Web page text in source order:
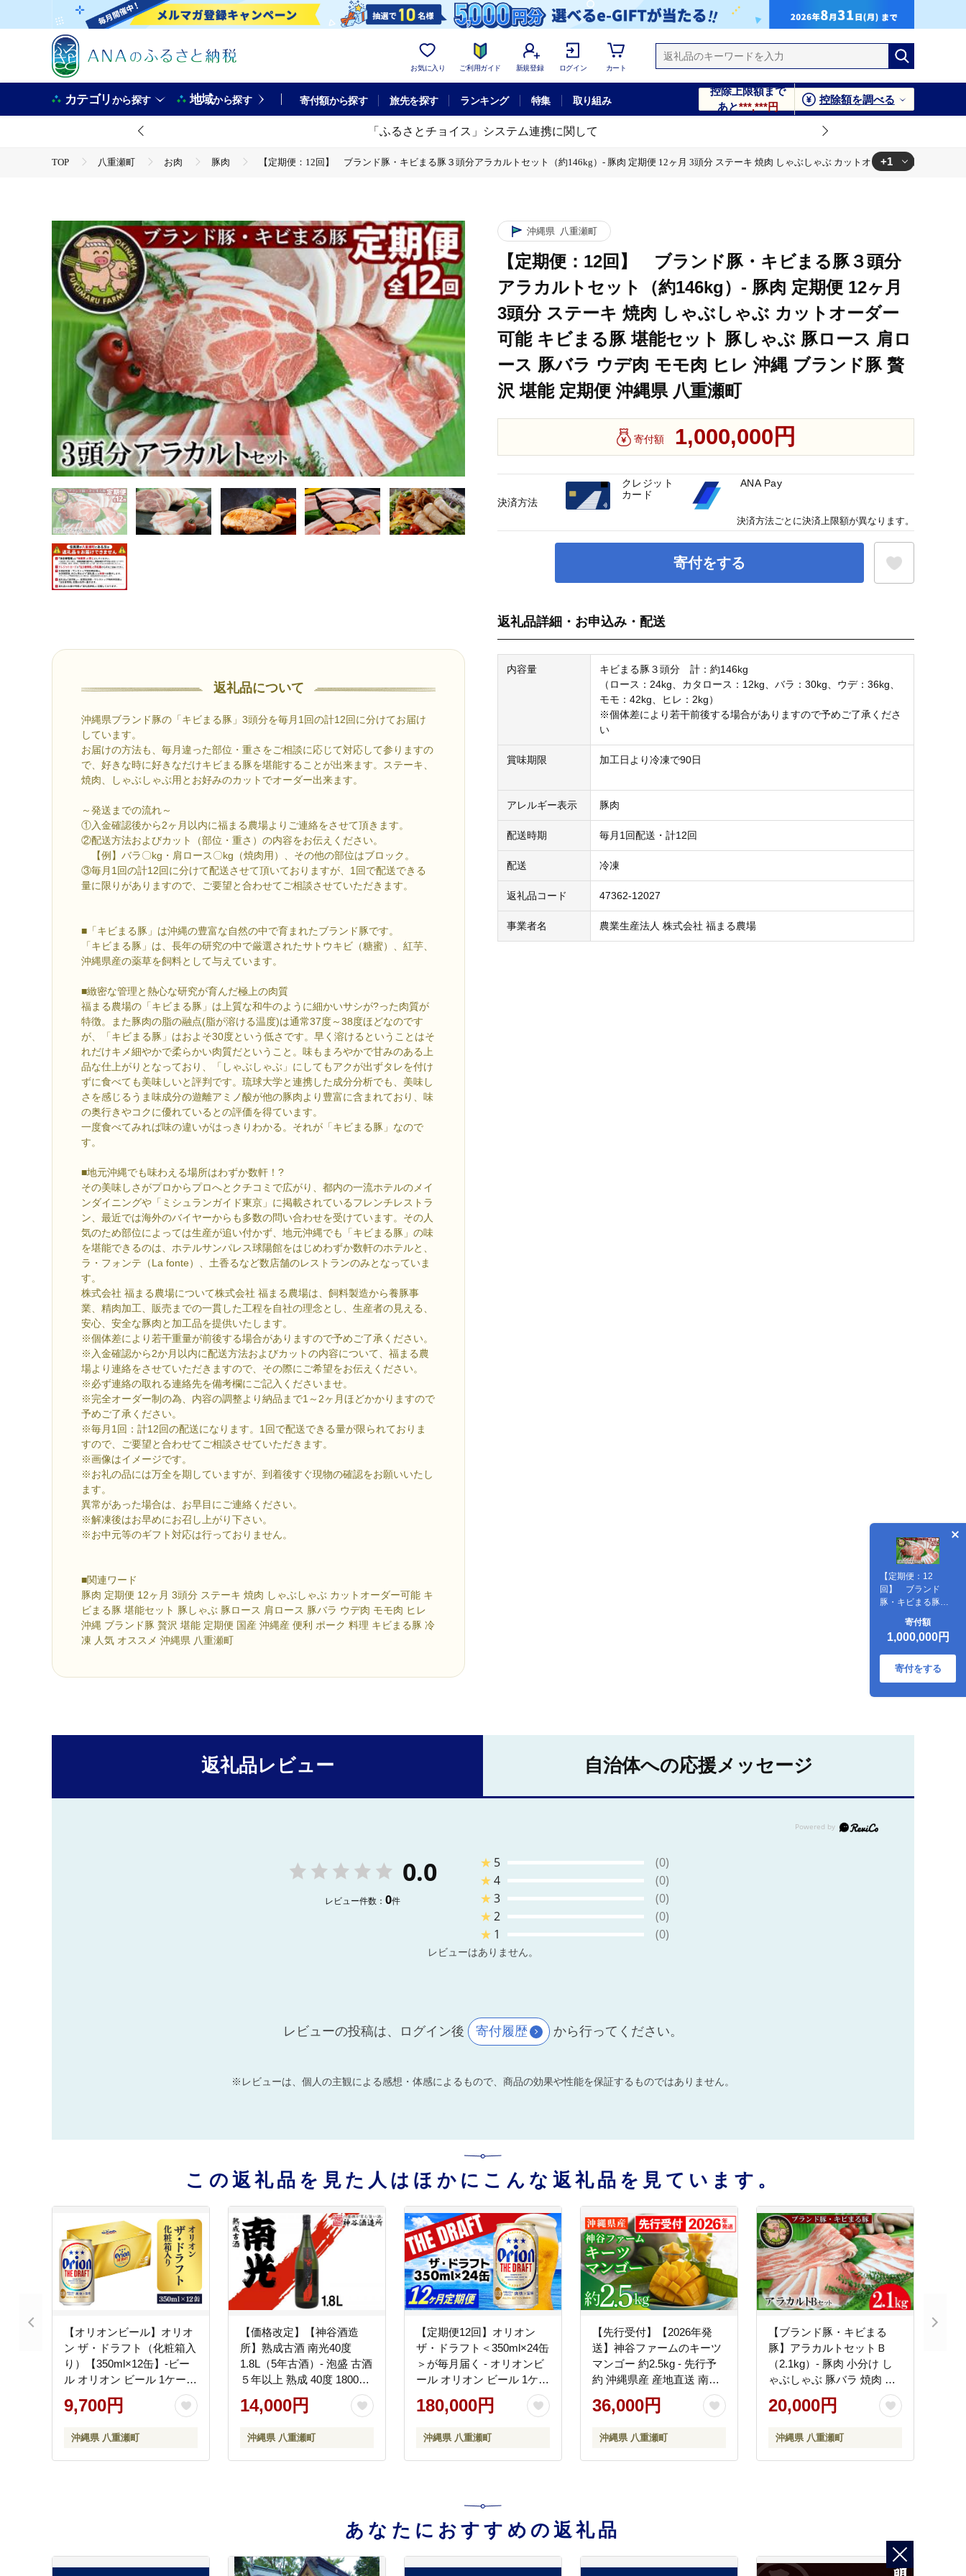
お気に入り ご利用ガイド 新規登録 ログイン カート
カテゴリから探す 地域から探す 寄付額から探す 旅先を探す ランキング 特集 取り組み
控除上限額まで
あと***,***円
控除額を調べる
「ふるさとチョイス」システム連携に関して
TOP 八重瀬町 お肉 豚肉
【定期便：12回】 ブランド豚・キビまる豚３頭分アラカルトセット（約146kg）- 豚肉 定期便 12ヶ月 3頭分 ステーキ 焼肉 しゃぶしゃぶ カットオーダー可能 キビま
+1
返礼品について
沖縄県ブランド豚の「キビまる豚」3頭分を毎月1回の計12回に分けてお届け
しています。
お届けの方法も、毎月違った部位・重さをご相談に応じて対応して参りますの
で、好きな時に好きなだけキビまる豚を堪能することが出来ます。ステーキ、
焼肉、しゃぶしゃぶ用とお好みのカットでオーダー出来ます。
～発送までの流れ～
①入金確認後から2ヶ月以内に福まる農場よりご連絡をさせて頂きます。
②配送方法およびカット（部位・重さ）の内容をお伝えください。
【例】バラ〇kg・肩ロース〇kg（焼肉用）、その他の部位はブロック。
③毎月1回の計12回に分けて配送させて頂いておりますが、1回で配送できる
量に限りがありますので、ご要望と合わせてご相談させていただきます。
■「キビまる豚」は沖縄の豊富な自然の中で育まれたブランド豚です。
「キビまる豚」は、長年の研究の中で厳選されたサトウキビ（糖蜜）、紅芋、
沖縄県産の薬草を飼料として与えています。
■緻密な管理と熱心な研究が育んだ極上の肉質
福まる農場の「キビまる豚」は上質な和牛のように細かいサシが?った肉質が
特徴。また豚肉の脂の融点(脂が溶ける温度)は通常37度～38度ほどなのです
が、「キビまる豚」はおよそ30度という低さです。早く溶けるということはそ
れだけキメ細やかで柔らかい肉質だということ。味もまろやかで甘みのある上
品な仕上がりとなっており、「しゃぶしゃぶ」にしてもアクが出ずタレを付け
ずに食べても美味しいと評判です。琉球大学と連携した成分分析でも、美味し
さを感じるうま味成分の遊離アミノ酸が他の豚肉より豊富に含まれており、味
の奥行きやコクに優れているとの評価を得ています。
一度食べてみれば味の違いがはっきりわかる。それが「キビまる豚」なので
す。
■地元沖縄でも味わえる場所はわずか数軒！?
その美味しさがプロからプロへとクチコミで広がり、都内の一流ホテルのメイ
ンダイニングや「ミシュランガイド東京」に掲載されているフレンチレストラ
ン、最近では海外のバイヤーからも多数の問い合わせを受けています。その人
気のため部位によっては生産が追い付かず、地元沖縄でも「キビまる豚」の味
を堪能できるのは、ホテルサンパレス球陽館をはじめわずか数軒のホテルと、
ラ・フォンテ（La fonte）、土香るなど数店舗のレストランのみとなっていま
す。
株式会社 福まる農場について株式会社 福まる農場は、飼料製造から養豚事
業、精肉加工、販売までの一貫した工程を自社の理念とし、生産者の見える、
安心、安全な豚肉と加工品を提供いたします。
※個体差により若干重量が前後する場合がありますので予めご了承ください。
※入金確認から2か月以内に配送方法およびカットの内容について、福まる農
場より連絡をさせていただきますので、その際にご希望をお伝えください。
※必ず連絡の取れる連絡先を備考欄にご記入くださいませ。
※完全オーダー制の為、内容の調整より納品まで1～2ヶ月ほどかかりますので
予めご了承ください。
※毎月1回：計12回の配送になります。1回で配送できる量が限られておりま
すので、ご要望と合わせてご相談させていただきます。
※画像はイメージです。
※お礼の品には万全を期していますが、到着後すぐ現物の確認をお願いいたし
ます。
異常があった場合は、お早目にご連絡ください。
※解凍後はお早めにお召し上がり下さい。
※お中元等のギフト対応は行っておりません。
■関連ワード
豚肉 定期便 12ヶ月 3頭分 ステーキ 焼肉 しゃぶしゃぶ カットオーダー可能 キ
ビまる豚 堪能セット 豚しゃぶ 豚ロース 肩ロース 豚バラ ウデ肉 モモ肉 ヒレ
沖縄 ブランド豚 贅沢 堪能 定期便 国産 沖縄産 便利 ポーク 料理 キビまる豚 冷
凍 人気 オススメ 沖縄県 八重瀬町
沖縄県 八重瀬町
【定期便：12回】 ブランド豚・キビまる豚３頭分
アラカルトセット（約146kg）- 豚肉 定期便 12ヶ月
3頭分 ステーキ 焼肉 しゃぶしゃぶ カットオーダー
可能 キビまる豚 堪能セット 豚しゃぶ 豚ロース 肩ロ
ース 豚バラ ウデ肉 モモ肉 ヒレ 沖縄 ブランド豚 贅
沢 堪能 定期便 沖縄県 八重瀬町
寄付額 1,000,000円
寄付をする
【定期便：12
回】 ブランド
豚・キビまる豚３
頭分アラカルトセ
ット（約146kg）-
豚肉 定期便 12ヶ月
3頭分 ステーキ 焼
肉 しゃぶしゃぶ カ
ットオーダー可能
寄付額
1,000,000円
寄付をする
返礼品詳細・お申込み・配送
内容量
キビまる豚３頭分 計：約146kg
（ロース：24kg、カタロース：12kg、バラ：30kg、ウデ：36kg、
モモ：42kg、ヒレ：2kg）
※個体差により若干前後する場合がありますので予めご了承くださ
い
賞味期限 加工日より冷凍で90日
アレルギー表示 豚肉
配送時期 毎月1回配送・計12回
配送 冷凍
返礼品コード 47362-12027
事業者名 農業生産法人 株式会社 福まる農場
決済方法
クレジット
カード
ANA Pay
決済方法ごとに決済上限額が異なります。
返礼品レビュー 自治体への応援メッセージ
0.0
レビュー件数： 0件
★ 5
(0)
★4
(0)
★3
(0)
★2
(0)
★ 1 (0)
レビューはありません。
レビューの投稿は、ログイン後 寄付履歴 から行ってください。
※レビューは、個人の主観による感想・体感によるもので、商品の効果や性能を保証するものではありません。
この返礼品を見た人はほかにこんな返礼品を見ています。
【オリオンビール】オリオ
ン ザ・ドラフト（化粧箱入
り）【350ml×12缶】-ビー
ル オリオン ビール 1ケース
350ml 12本 すっきり 飲み
やすい こだわり 改良 リニ
八重瀬町【価格改定YB】
9,700円
沖縄県 八重瀬町
【価格改定】【神谷酒造
所】熟成古酒 南光40度
1.8L（5年古酒）- 泡盛 古酒
５年以上 熟成 40度 1800ml
一升瓶 1本 香り 華やか 甘
み 味わい 沖縄県 八重瀬町
14,000円
沖縄県 八重瀬町
【定期便12回】オリオン
ザ・ドラフト＜350ml×24缶
＞が毎月届く - オリオンビ
ール オリオン ビール 1ケー
ス 350ml 24本 定期便 12ヶ
月 すっきり 飲みやすい こ
おすすめ 沖縄県 八重瀬町
【価格改定YE】
180,000円
沖縄県 八重瀬町
【先行受付】【2026年発
送】神谷ファームのキーツ
マンゴー 約2.5kg - 先行予
約 沖縄県産 産地直送 南国
フルーツ 旬の味覚 季節の
果物 希少種 贈り物 ギフト
36,000円
沖縄県 八重瀬町
【ブランド豚・キビまる
豚】アラカルトセットＢ
（2.1kg）- 豚肉 小分け し
ゃぶしゃぶ 豚バラ 焼肉 ウ
デ モモ肉 ソーセージ 詰め
合わせ セット たっぷり
ンド豚 沖縄県 八重瀬町
20,000円
沖縄県 八重瀬町
あなたにおすすめの返礼品